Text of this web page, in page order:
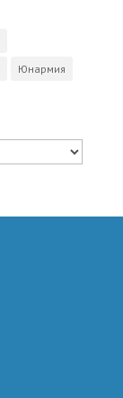
Юнармия